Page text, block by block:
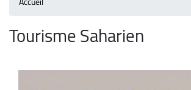
Tourisme Saharien